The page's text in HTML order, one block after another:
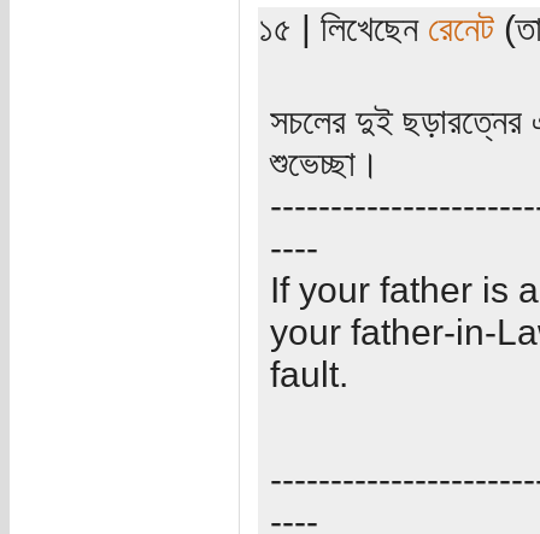
১৫ | লিখেছেন রেনেট
সচলের দুই
শুভেচ্ছা।
----
If your father is
your father-in-
fault.
----